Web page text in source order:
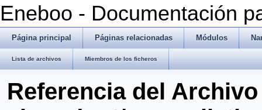
Eneboo - Documentación
Página principal Páginas relacionadas Módulos
Lista de archivos Miembros de los ficheros
Referencia del